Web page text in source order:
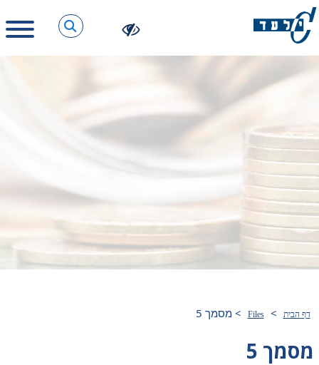
דף הבית >
Files
>מסמך 5
מסמך 5